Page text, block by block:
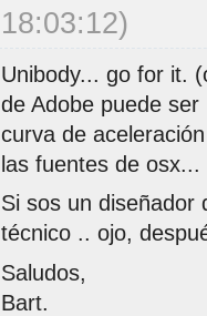
18:03:12)
Unibody... go for it.
de Adobe puede
curva de
las fuentes de
Si sos un diseñador
técnico .. ojo,
Saludos,
Bart.